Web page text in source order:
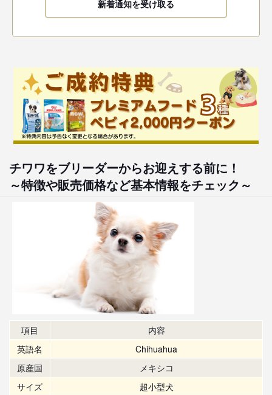
新着通知を受け取る
チワワをブリーダーからお迎えする前に！
～特徴や販売価格など基本情報をチェック～
項目
内容
英語名
Chihuahua
原産国
メキシコ
サイズ
超小型犬